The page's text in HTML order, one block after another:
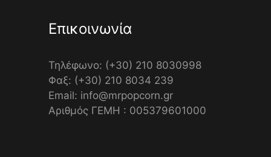
Επικοινωνία
Τηλέφωνο: (+30) 210 8030998
Φαξ: (+30) 210 8034 239
Email: info@mrpopcorn.gr
Αριθμός ΓΕΜΗ : 005379601000